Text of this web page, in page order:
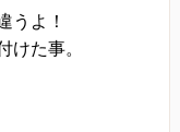
うよ！
けた事。